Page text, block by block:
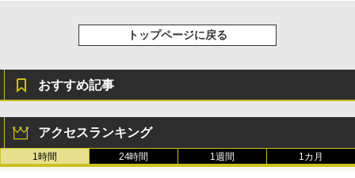
トップページに戻る
おすすめ記事
アクセスランキング
1時間 24時間 1週間 1カ月